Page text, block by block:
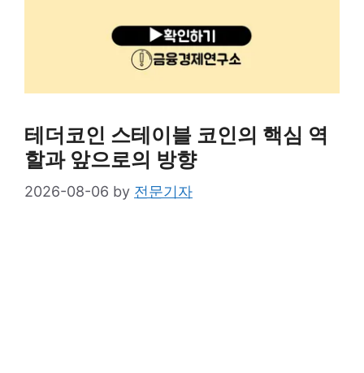
테더코인 스테이블 코인의 핵심 역
할과 앞으로의 방향
2026-08-06 by 전문기자